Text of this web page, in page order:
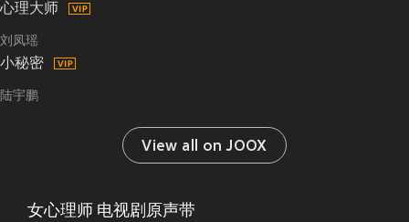
心理大师
刘凤瑶
小秘密
陆宇鹏
View all on JOOX
女心理师 电视剧原声带